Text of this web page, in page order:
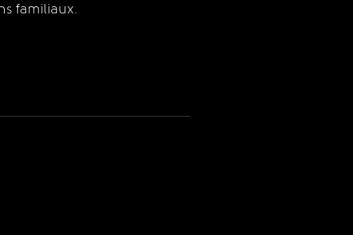
familiaux.